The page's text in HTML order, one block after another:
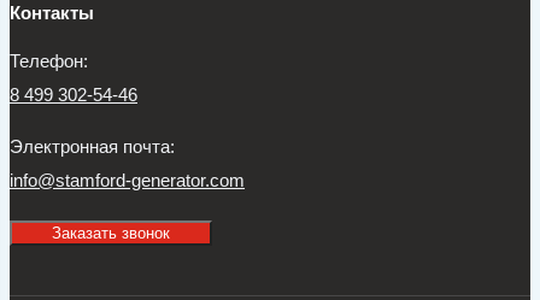
Контакты
Телефон:
8 499 302-54-46
Электронная почта:
info@stamford-generator.com
Заказать звонок